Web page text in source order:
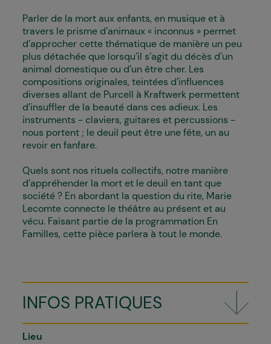
INFOS PRATIQUES
Lieu
Parler de la mort aux enfants, en musique et à
travers le prisme d’animaux « inconnus » permet
d’approcher cette thématique de manière un peu
plus détachée que lorsqu’il s’agit du décès d’un
animal domestique ou d’un être cher. Les
compositions originales, teintées d’influences
diverses allant de Purcell à Kraftwerk permettent
d’insuffler de la beauté dans ces adieux. Les
instruments - claviers, guitares et percussions -
nous portent ; le deuil peut être une fête, un au
revoir en fanfare.
Quels sont nos rituels collectifs, notre manière
d’appréhender la mort et le deuil en tant que
société ? En abordant la question du rite, Marie
Lecomte connecte le théâtre au présent et au
vécu. Faisant partie de la programmation En
Familles, cette pièce parlera à tout le monde.